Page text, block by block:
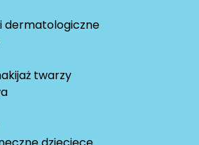
dermatologiczne
twarzy